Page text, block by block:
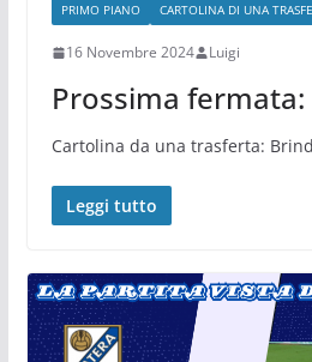
PRIMO PIANO CARTOLINA DI UNA
16 Novembre 2024 Luigi
Prossima
Cartolina da una trasferta:
Leggi tutto